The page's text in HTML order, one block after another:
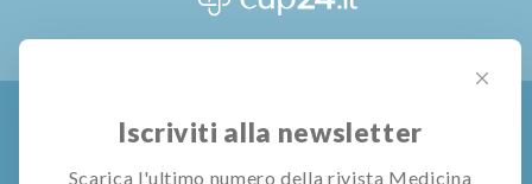
Privacy Policy Termini e Condizioni Gestione Cookie
© All rights reserved Pubblivision S.r.l.
Iscriviti alla newsletter
Scarica l'ultimo numero della rivista Medicina